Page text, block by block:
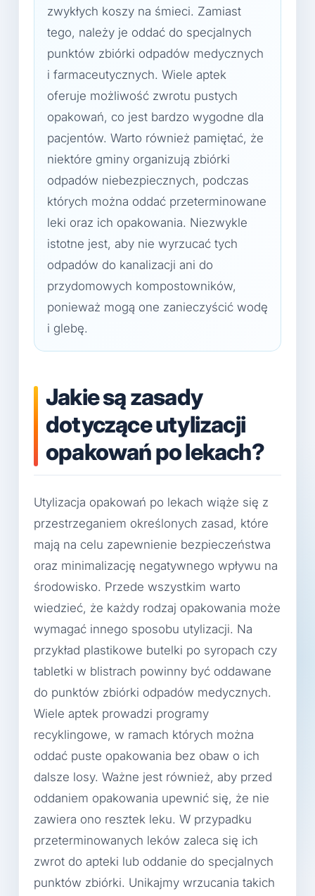
zwykłych koszy na śmieci. Zamiast
tego, należy je oddać do specjalnych
punktów zbiórki odpadów medycznych
i farmaceutycznych. Wiele aptek
oferuje możliwość zwrotu pustych
opakowań, co jest bardzo wygodne dla
pacjentów. Warto również pamiętać, że
niektóre gminy organizują zbiórki
odpadów niebezpiecznych, podczas
których można oddać przeterminowane
leki oraz ich opakowania. Niezwykle
istotne jest, aby nie wyrzucać tych
odpadów do kanalizacji ani do
przydomowych kompostowników,
ponieważ mogą one zanieczyścić wodę
i glebę.
Jakie są zasady
dotyczące utylizacji
opakowań po lekach?
Utylizacja opakowań po lekach wiąże się z
przestrzeganiem określonych zasad, które
mają na celu zapewnienie bezpieczeństwa
oraz minimalizację negatywnego wpływu na
środowisko. Przede wszystkim warto
wiedzieć, że każdy rodzaj opakowania może
wymagać innego sposobu utylizacji. Na
przykład plastikowe butelki po syropach czy
tabletki w blistrach powinny być oddawane
do punktów zbiórki odpadów medycznych.
Wiele aptek prowadzi programy
recyklingowe, w ramach których można
oddać puste opakowania bez obaw o ich
dalsze losy. Ważne jest również, aby przed
oddaniem opakowania upewnić się, że nie
zawiera ono resztek leku. W przypadku
przeterminowanych leków zaleca się ich
zwrot do apteki lub oddanie do specjalnych
punktów zbiórki. Unikajmy wrzucania takich